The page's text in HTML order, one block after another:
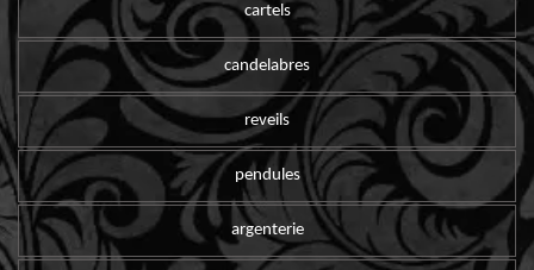
cartels
candelabres
reveils
pendules
argenterie